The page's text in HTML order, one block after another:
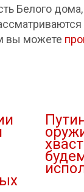
Белого
вы можете